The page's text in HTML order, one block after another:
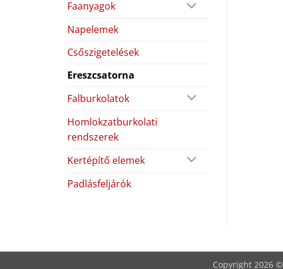
Faanyagok
Napelemek
Csőszigetelések
Ereszcsatorna
Falburkolatok
Homlokzatburkolati
rendszerek
Kertépítő elemek
Padlásfeljárók
Copyright 2026 ©